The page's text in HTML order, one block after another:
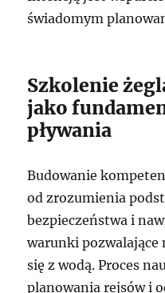
świadomym
Szkolenie
jako
pływania
Budowanie
od zrozumienia
bezpieczeństwa i
warunki pozwalające
się z wodą. Proces
planowania rejsów i